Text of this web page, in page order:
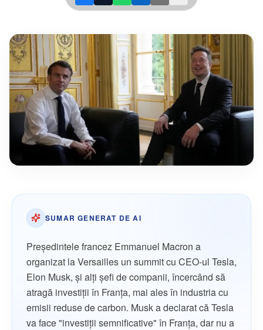
SUMAR GENERAT DE AI
Preşedintele francez Emmanuel Macron a
organizat la Versailles un summit cu CEO-ul Tesla,
Elon Musk, şi alţi şefi de companii, încercând să
atragă investiţii în Franţa, mai ales în industria cu
emisii reduse de carbon. Musk a declarat că Tesla
va face "investiţii semnificative" în Franţa, dar nu a